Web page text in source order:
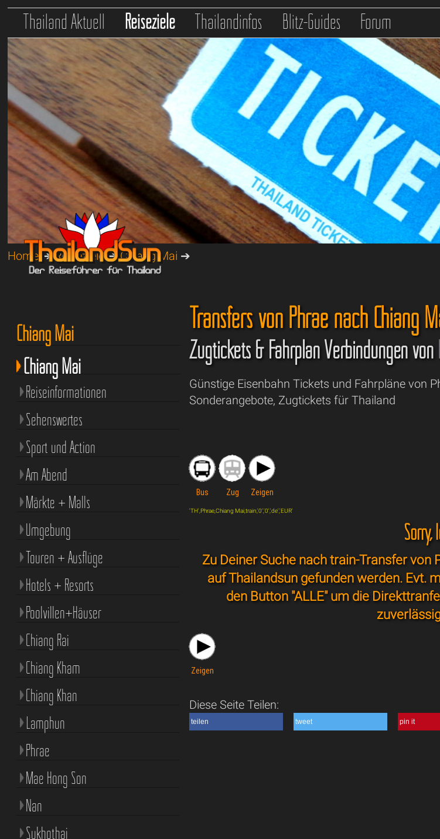
Thailand Aktuell Reiseziele Thailandinfos Blitz-Guides Forum
Home➔Reiseziele➔Chiang Mai ➔
Transfers von Phrae nach Chiang
Zugtickets & Fahrplan Verbindungen von
Günstige Eisenbahn Tickets und Fahrpläne von
Sonderangebote, Zugtickets für Thailand
Bus Zug Zeigen
'TH',Phrae,Chiang Mai,train,'0','0','de','EUR'
Zu Deiner Suche nach train-Transfer
auf Thailandsun gefunden werden. Evt.
den Button "ALLE" um die
Zeigen
Diese Seite Teilen:
teilen tweet pin it
Chiang Mai
Chiang Mai
Reiseinformationen
Sehenswertes
Sport und Action
Am Abend
Märkte + Malls
Umgebung
Touren + Ausflüge
Hotels + Resorts
Poolvillen+Häuser
Chiang Rai
Chiang Kham
Chiang Khan
Lamphun
Phrae
Mae Hong Son
Nan
Sukhothai